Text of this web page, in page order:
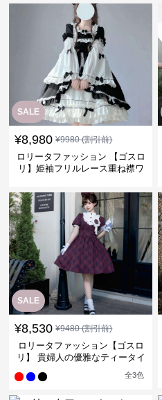
SALE
¥8,980 ¥9980(割引前)
ロリータファッション 【ゴスロ
リ】姫袖フリルレース重ね襟ワ
SALE
¥8,530 ¥9480(割引前)
ロリータファッション【ゴスロ
リ】 貴婦人の優雅なティータイ
全3色